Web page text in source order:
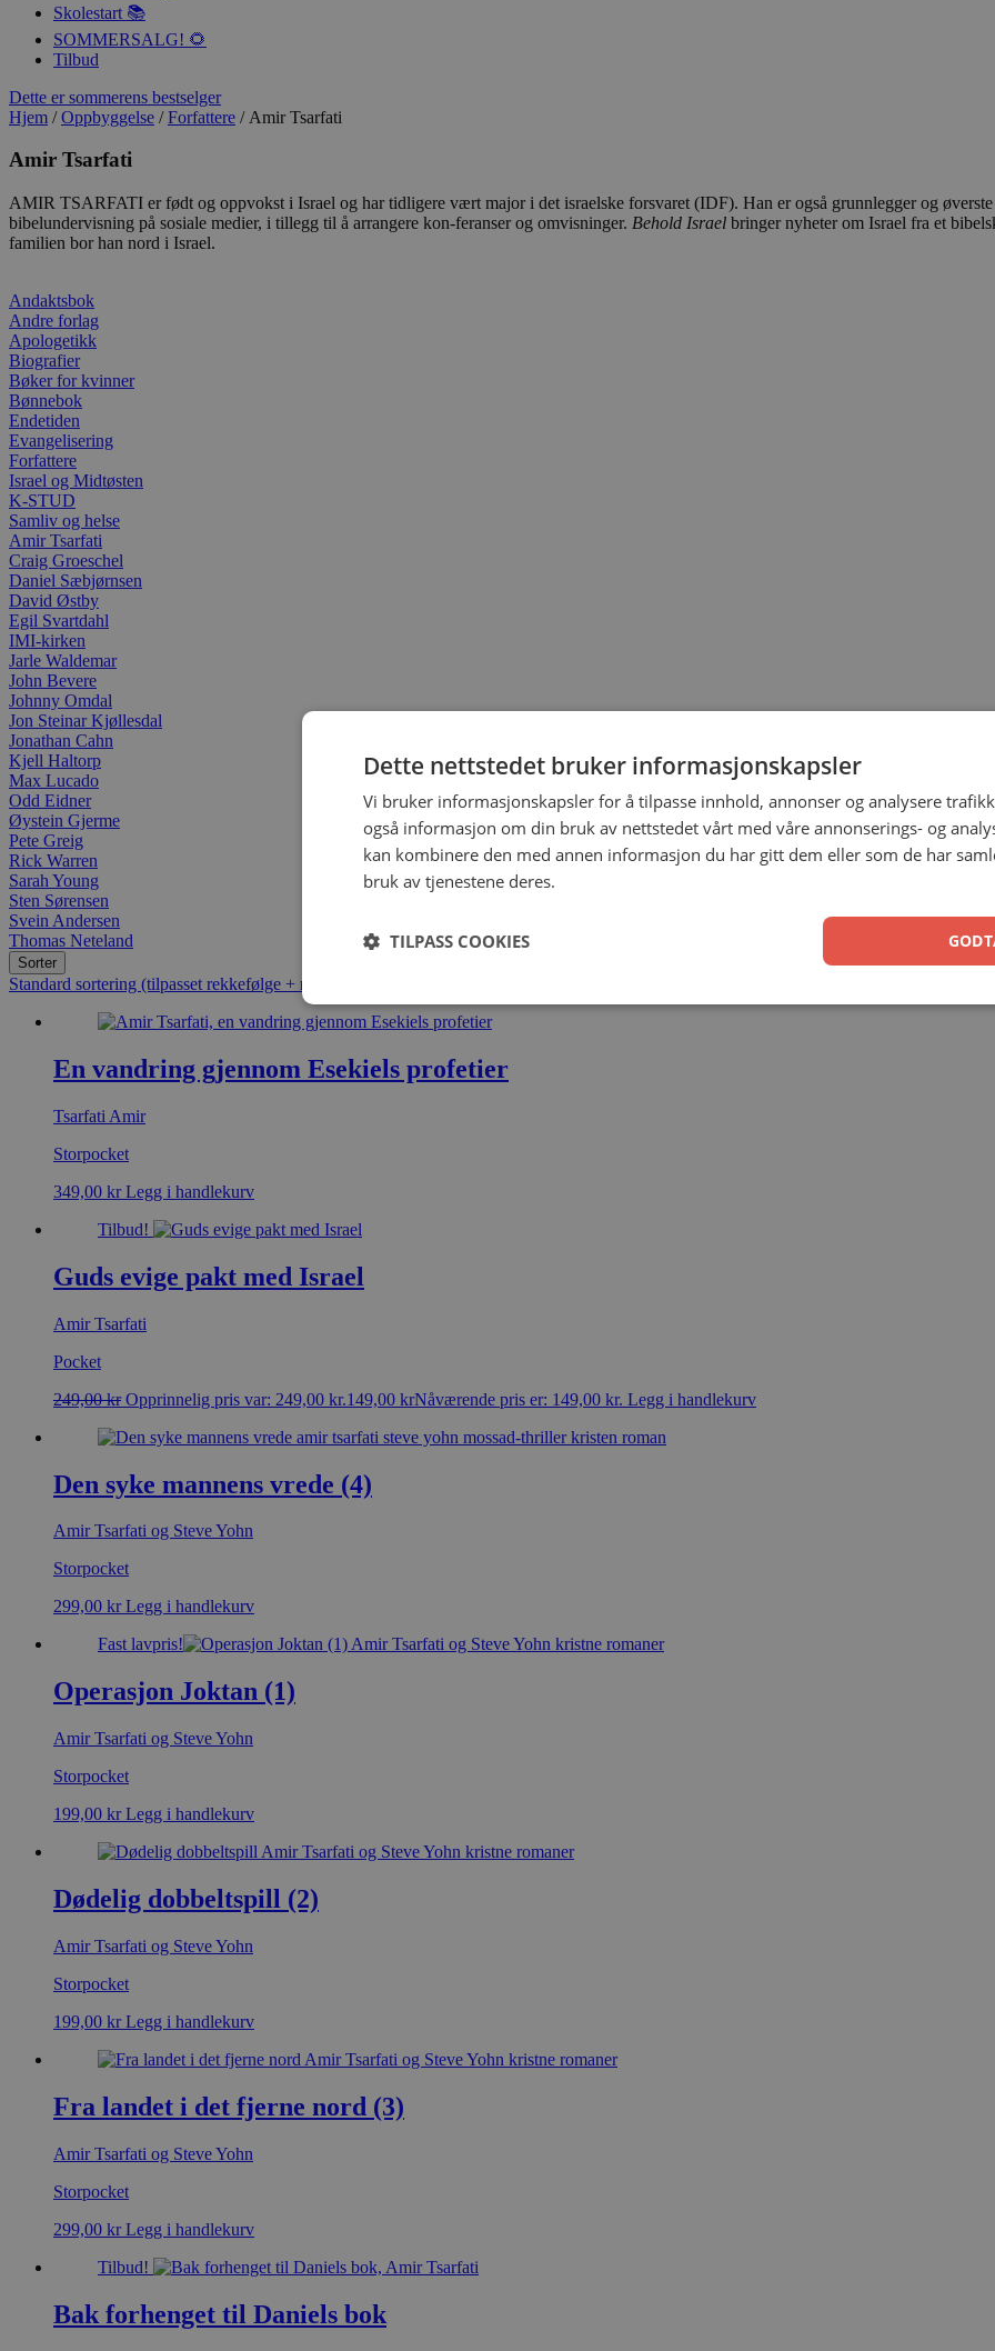
Skolestart 📚
SOMMERSALG! 🌻
Tilbud
Dette er sommerens bestselger
Hjem /Oppbyggelse /Forfattere / Amir Tsarfati
Amir Tsarfati
AMIR TSARFATI er født og oppvokst i Israel og har tidligere vært major i det israelske forsvaret (IDF). Han er også grunnlegger og
bibelundervisning på sosiale medier, i tillegg til å arrangere kon-feranser og omvisninger. Behold Israel bringer nyheter om Israel fra et
familien bor han nord i Israel.
Andaktsbok
Andre forlag
Apologetikk
Biografier
Bøker for kvinner
Bønnebok
Endetiden
Evangelisering
Forfattere
Israel og Midtøsten
K-STUD
Samliv og helse
Amir Tsarfati
Craig Groeschel
Daniel Sæbjørnsen
David Østby
Egil Svartdahl
IMI-kirken
Jarle Waldemar
John Bevere
Johnny Omdal
Jon Steinar Kjøllesdal
Jonathan Cahn
Kjell Haltorp
Max Lucado
Odd Eidner
Øystein Gjerme
Pete Greig
Rick Warren
Sarah Young
Sten Sørensen
Svein Andersen
Thomas Neteland
Sorter
Standard sortering (tilpasset rekkefølge + navn)
En vandring gjennom Esekiels profetier
Tsarfati Amir
Storpocket
349,00 kr Legg i handlekurv
Tilbud!
Guds evige pakt med Israel
Amir Tsarfati
Pocket
249,00kr Opprinnelig pris var: 249,00 kr.149,00 krNåværende pris er: 149,00 kr. Legg i handlekurv
Den syke mannens vrede (4)
Amir Tsarfati og Steve Yohn
Storpocket
299,00 kr Legg i handlekurv
Fast lavpris!
Operasjon Joktan (1)
Amir Tsarfati og Steve Yohn
Storpocket
199,00 kr Legg i handlekurv
Dødelig dobbeltspill (2)
Amir Tsarfati og Steve Yohn
Storpocket
199,00 kr Legg i handlekurv
Fra landet i det fjerne nord (3)
Amir Tsarfati og Steve Yohn
Storpocket
299,00 kr Legg i handlekurv
Tilbud!
Bak forhenget til Daniels bok
Dette nettstedet bruker informasjonskapsler
Vi bruker informasjonskapsler for å tilpasse innhold, annonser og analysere
også informasjon om din bruk av nettstedet vårt med våre annonserings- og
kan kombinere den med annen informasjon du har gitt dem eller som de har
bruk av tjenestene deres.
TILPASS COOKIES